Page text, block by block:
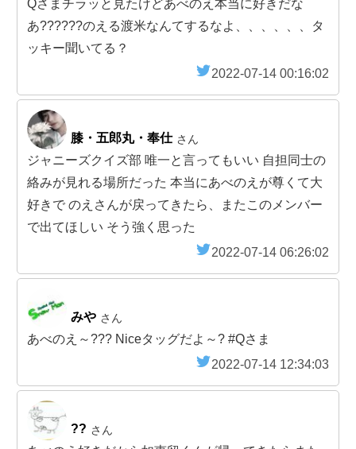
Qさまチラッと見たけどあべのえ本当に好きだな
あ??????のえる渡米なんてするなよ、、、、、、タ
ッキー聞いてる？
2022-07-14 00:16:02
膝・五郎丸・奉仕 さん
ジャニーズクイズ部 唯一と言ってもいい 自担同士の
絡みが見れる場所だった 本当にあべのえが尊くて大
好きで のえさんが戻ってきたら、またこのメンバー
で出てほしい そう強く思った
2022-07-14 06:26:02
みや さん
あべのえ～??? Niceタッグだよ～? #Qさま
2022-07-14 12:34:03
?? さん